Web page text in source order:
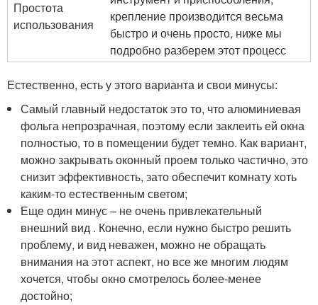
Простота
использования
крепление производится весьма
быстро и очень просто, ниже мы
подробно разберем этот процесс
Естественно, есть у этого варианта и свои минусы:
Самый главный недостаток это то, что алюминиевая
фольга непрозрачная, поэтому если заклеить ей окна
полностью, то в помещении будет темно. Как вариант,
можно закрывать оконный проем только частично, это
снизит эффективность, зато обеспечит комнату хоть
каким-то естественным светом;
Еще один минус – не очень привлекательный
внешний вид . Конечно, если нужно быстро решить
проблему, и вид неважен, можно не обращать
внимания на этот аспект, но все же многим людям
хочется, чтобы окно смотрелось более-менее
достойно;